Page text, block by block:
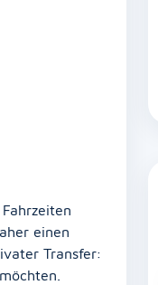
einen
Transfer: